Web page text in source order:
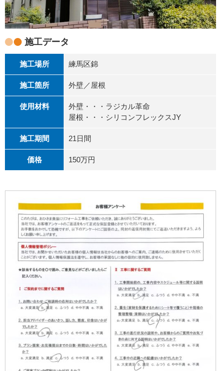
施工データ
施工場所 練馬区錦
施工箇所 外壁／屋根
使用材料
外壁・・・ラジカル革命
屋根・・・シリコンフレックスJY
施工期間 21日間
価格 150万円